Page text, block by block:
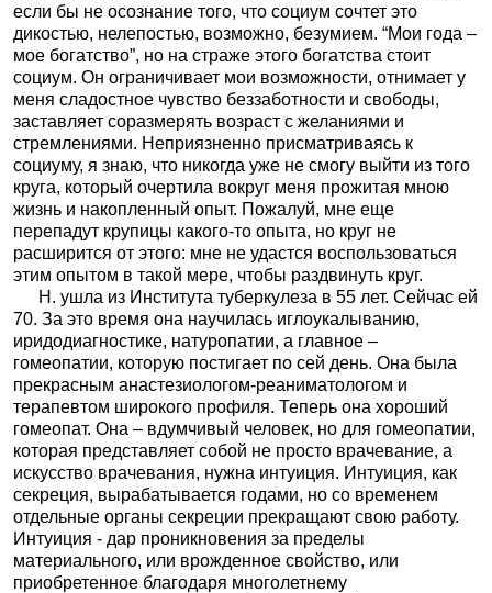
если бы не осознание того, что социум сочтет это
дикостью, нелепостью, возможно, безумием. “Мои года –
мое богатство”, но на страже этого богатства стоит
социум. Он ограничивает мои возможности, отнимает у
меня сладостное чувство беззаботности и свободы,
заставляет соразмерять возраст с желаниями и
стремлениями. Неприязненно присматриваясь к
социуму, я знаю, что никогда уже не смогу выйти из того
круга, который очертила вокруг меня прожитая мною
жизнь и накопленный опыт. Пожалуй, мне еще
перепадут крупицы какого-то опыта, но круг не
расширится от этого: мне не удастся воспользоваться
этим опытом в такой мере, чтобы раздвинуть круг.
Н. ушла из Института туберкулеза в 55 лет. Сейчас ей
70. За это время она научилась иглоукалыванию,
иридодиагностике, натуропатии, а главное –
гомеопатии, которую постигает по сей день. Она была
прекрасным анастезиологом-реаниматологом и
терапевтом широкого профиля. Теперь она хороший
гомеопат. Она – вдумчивый человек, но для гомеопатии,
которая представляет собой не просто врачевание, а
искусство врачевания, нужна интуиция. Интуиция, как
секреция, вырабатывается годами, но со временем
отдельные органы секреции прекращают свою работу.
Интуиция - дар проникновения за пределы
материального, или врожденное свойство, или
приобретенное благодаря многолетнему